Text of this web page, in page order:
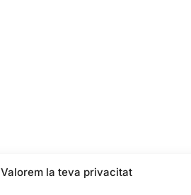
Valorem la teva privacitat